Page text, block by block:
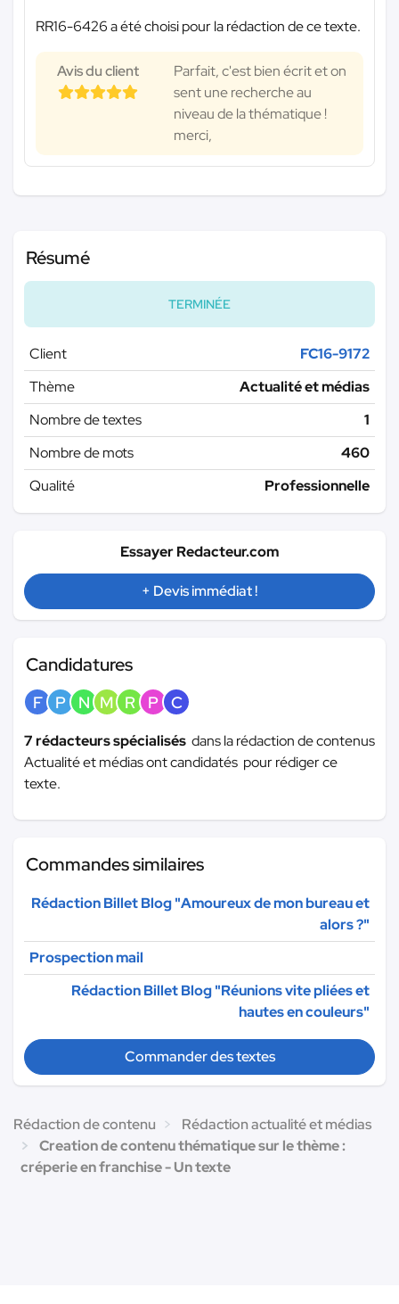
RR16-6426 a été choisi pour la rédaction de ce texte.
Avis du client
Parfait, c'est bien écrit et on
sent une recherche au
niveau de la thématique !
merci,
Résumé
TERMINÉE
Client
FC16-9172
Thème
Actualité et médias
Nombre de textes
1
Nombre de mots
460
Qualité
Professionnelle
Essayer Redacteur.com
+ Devis immédiat !
Candidatures
F P N M R P C
7 rédacteurs spécialisés dans la rédaction de contenus
Actualité et médias ont candidatés pour rédiger ce
texte.
Commandes similaires
Rédaction Billet Blog "Amoureux de mon bureau et
alors ?"
Prospection mail
Rédaction Billet Blog "Réunions vite pliées et
hautes en couleurs"
Commander des textes
Rédaction de contenu
Rédaction actualité et médias
Creation de contenu thématique sur le thème :
créperie en franchise - Un texte